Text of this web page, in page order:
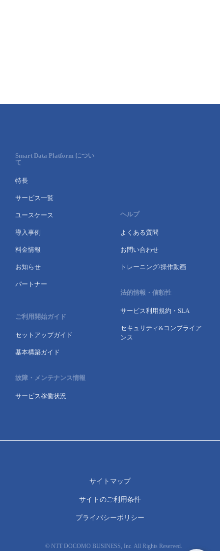
Smart Data Platform につい
て
特長
サービス一覧
ユースケース
導入事例
料金情報
お知らせ
パートナー
ご利用開始ガイド
セットアップガイド
基本構築ガイド
故障・メンテナンス情報
サービス稼働状況
ヘルプ
よくある質問
お問い合わせ
トレーニング/操作動画
法的情報・信頼性
サービス利用規約・SLA
セキュリティ&コンプライア
ンス
© NTT DOCOMO BUSINESS, Inc. All Rights Reserved.
サイトマップ
サイトのご利用条件
プライバシーポリシー